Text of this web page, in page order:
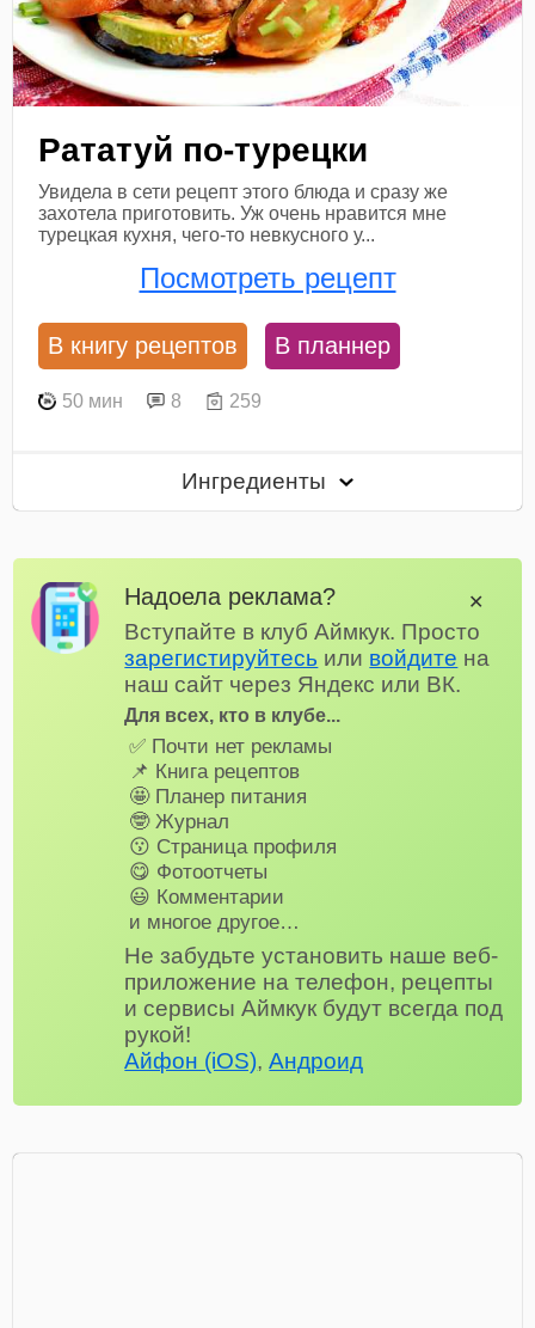
Рататуй по-турецки
Увидела в сети рецепт этого блюда и сразу же
захотела приготовить. Уж очень нравится мне
турецкая кухня, чего-то невкусного у...
Посмотреть рецепт
В книгу рецептов В планнер
50 мин 8 259
Ингредиенты
Надоела реклама?
Вступайте в клуб Аймкук. Просто
зарегистируйтесь или войдите на
наш сайт через Яндекс или ВК.
Для всех, кто в клубе...
✅ Почти нет рекламы
📌 Книга рецептов
🤩 Планер питания
🤓 Журнал
😗 Страница профиля
😋 Фотоотчеты
😃 Комментарии
и многое другое…
Не забудьте установить наше веб-
приложение на телефон, рецепты
и сервисы Аймкук будут всегда под
рукой!
Айфон (iOS),Андроид
✕